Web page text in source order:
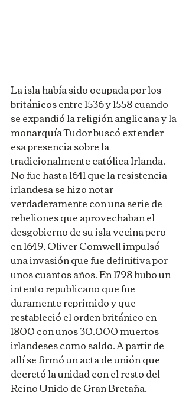
La isla había sido ocupada por los
británicos entre 1536 y 1558 cuando
se expandió la religión anglicana y la
monarquía Tudor buscó extender
esa presencia sobre la
tradicionalmente católica Irlanda.
No fue hasta 1641 que la resistencia
irlandesa se hizo notar
verdaderamente con una serie de
rebeliones que aprovechaban el
desgobierno de su isla vecina pero
en 1649, Oliver Comwell impulsó
una invasión que fue definitiva por
unos cuantos años. En 1798 hubo un
intento republicano que fue
duramente reprimido y que
restableció el orden británico en
1800 con unos 30.000 muertos
irlandeses como saldo. A partir de
allí se firmó un acta de unión que
decretó la unidad con el resto del
Reino Unido de Gran Bretaña.